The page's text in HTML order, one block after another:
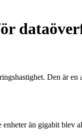
Den är
än gigabit